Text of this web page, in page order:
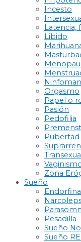
Incesto
Latencia,
Libido
Orgasmo
Papel o
Pasión
Pedofilia
Pubertad
Zona
Sueño
Pesadilla
Sueño
Sueño